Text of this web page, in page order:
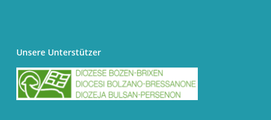
Unsere Unterstützer